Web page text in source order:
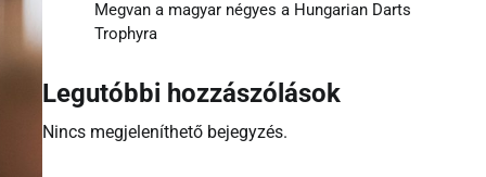
Megvan a magyar négyes a Hungarian Darts
Trophyra
Legutóbbi hozzászólások
Nincs megjeleníthető bejegyzés.